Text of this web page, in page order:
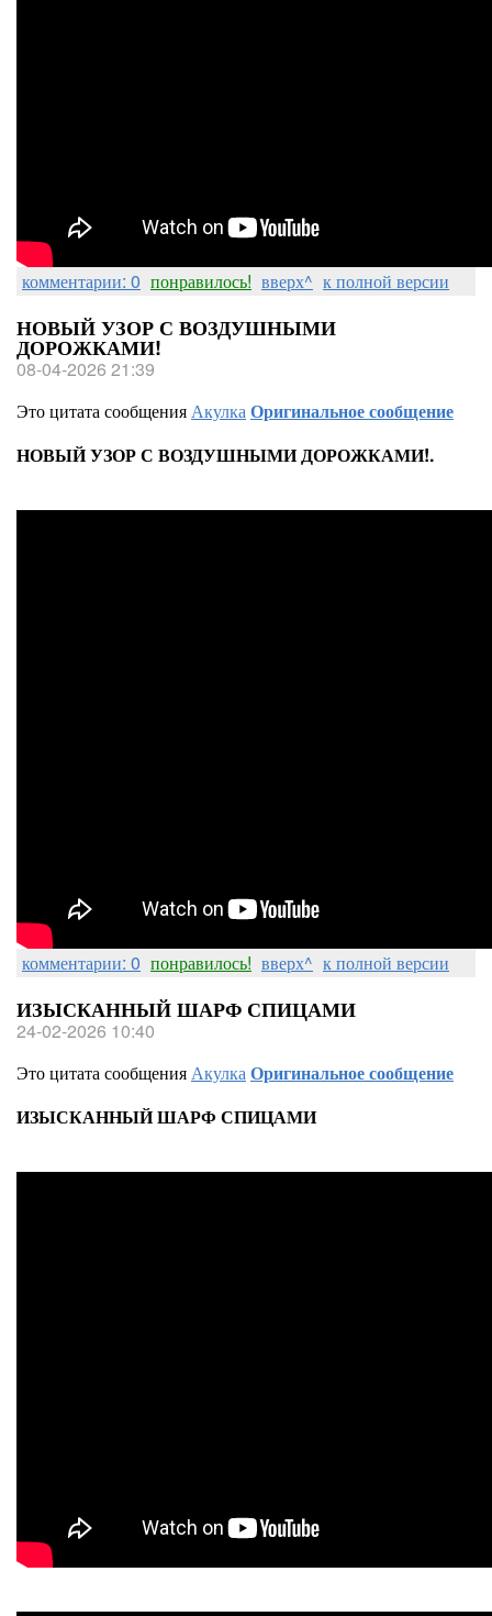
комментарии: 0 понравилось! вверх^ к полной версии
НОВЫЙ УЗОР С ВОЗДУШНЫМИ
ДОРОЖКАМИ!
08-04-2026 21:39
Это цитата сообщенияАкулкаОригинальное сообщение
НОВЫЙ УЗОР С ВОЗДУШНЫМИ ДОРОЖКАМИ!.
комментарии: 0 понравилось! вверх^ к полной версии
ИЗЫСКАННЫЙ ШАРФ СПИЦАМИ
24-02-2026 10:40
Это цитата сообщенияАкулкаОригинальное сообщение
ИЗЫСКАННЫЙ ШАРФ СПИЦАМИ